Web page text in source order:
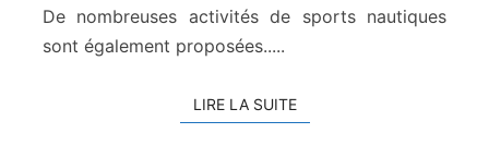
De nombreuses activités de sports nautiques
sont également proposées.....
LIRE LA SUITELIRE LA SUITE